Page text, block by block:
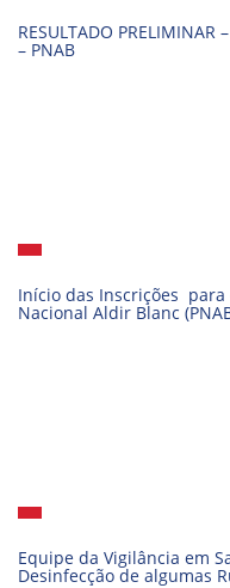
RESULTADO PRELIMINAR
– PNAB
Início das Inscrições para
Nacional Aldir Blanc
Equipe da Vigilância em
Desinfecção de algumas